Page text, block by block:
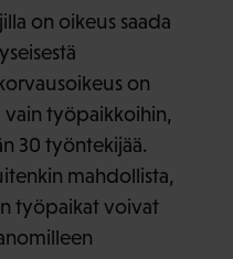
on oikeus saada
on
vain työpaikkoihin,
30 työntekijää.
mahdollista,
työpaikat voivat